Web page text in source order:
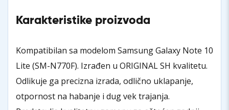
Karakteristike proizvoda
Kompatibilan sa modelom Samsung Galaxy Note 10
Lite (SM-N770F). Izrađen u ORIGINAL SH kvalitetu.
Odlikuje ga precizna izrada, odlično uklapanje,
otpornost na habanje i dug vek trajanja.